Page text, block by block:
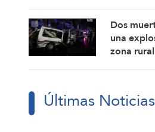
Dos
una
zona
Últimas Noticias